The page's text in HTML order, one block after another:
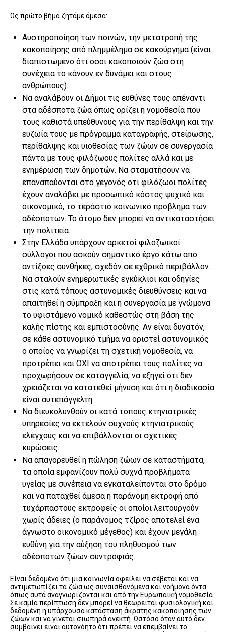
Ως πρώτο βήμα ζητάμε άμεσα:
Αυστηροποίηση των ποινών, την μετατροπή της
κακοποίησης από πλημμέλημα σε κακούργημα (είναι
διαπιστωμένο ότι όσοι κακοποιούν ζώα στη
συνέχεια το κάνουν εν δυνάμει και στους
ανθρώπους).
Να αναλάβουν οι Δήμοι τις ευθύνες τους απέναντι
στα αδέσποτα ζώα όπως ορίζει η νομοθεσία που
τους καθιστά υπεύθυνους για την περίθαλψη και την
ευζωία τους με πρόγραμμα καταγραφής, στείρωσης,
περίθαλψης και υιοθεσίας των ζώων σε συνεργασία
πάντα με τους φιλόζωους πολίτες αλλά και με
ενημέρωση των δημοτών. Να σταματήσουν να
επαναπαύονται στο γεγονός οτι φιλόζωοι πολίτες
έχουν αναλάβει με προσωπικό κόστος ψυχικό και
οικονομικό, το τεράστιο κοινωνικό πρόβλημα των
αδέσποτων. Το άτομο δεν μπορεί να αντικαταστήσει
την πολιτεία.
Στην Ελλάδα υπάρχουν αρκετοί φιλοζωικοί
σύλλογοι που ασκούν σημαντικό έργο κάτω από
αντίξοες συνθήκες, σχεδόν σε εχθρικό περιβάλλον.
Να σταλούν ενημερωτικές εγκύκλιοι και οδηγίες
στις κατά τόπους αστυνομικές διευθύνσεις και να
απαιτηθεί η σύμπραξη και η συνεργασία με γνώμονα
το υφιστάμενο νομικό καθεστώς στη βάση της
καλής πίστης και εμπιστοσύνης. Αν είναι δυνατόν,
σε κάθε αστυνομικό τμήμα να οριστεί αστυνομικός
ο οποίος να γνωρίζει τη σχετική νομοθεσία, να
προτρέπει και ΟΧΙ να αποτρέπει τους πολίτες να
προχωρήσουν σε καταγγελία, να εξηγεί ότι δεν
χρειάζεται να κατατεθεί μήνυση και ότι η διαδικασία
είναι αυτεπάγγελτη.
Να διευκολυνθούν οι κατά τόπους κτηνιατρικές
υπηρεσίες να εκτελούν συχνούς κτηνιατρικούς
ελέγχους και να επιβάλλονται οι σχετικές
κυρώσεις.
Να απαγορευθεί η πώληση ζώων σε καταστήματα,
τα οποία εμφανίζουν πολύ συχνά προβλήματα
υγείας με συνέπεια να εγκαταλείπονται στο δρόμο
και να παταχθεί άμεσα η παράνομη εκτροφή από
τυχάρπαστους εκτροφείς οι οποίοι λειτουργούν
χωρίς άδειες (ο παράνομος τζίρος αποτελεί ένα
άγνωστο οικονομικό μέγεθος) και έχουν μεγάλη
ευθύνη για την αύξηση του πληθυσμού των
αδέσποτων ζώων συντροφιάς.
Είναι δεδομένο ότι μια κοινωνία οφείλει να σέβεται και να
αντιμετωπίζει τα ζώα ως συναισθανόμενα και νοήμονα όντα
όπως αυτά αναγνωρίζονται και από την Ευρωπαϊκή νομοθεσία.
Σε καμία περίπτωση δεν μπορεί να θεωρείται φυσιολογική και
δεδομένη η υπάρχουσα κατάσταση άκρατης κακοποίησης των
ζώων και να γίνεται σιωπηρά ανεκτή. Ωστόσο όταν αυτό δεν
συμβαίνει είναι αυτονόητο ότι πρέπει να επεμβαίνει το